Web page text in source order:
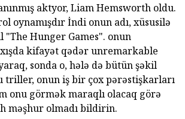
aktyor, Liam Hemsworth oldu.
oynamışdır İndi onun adı, xüsusilə
"The Hunger Games". onun
kifayət qədər unremarkable
sonda o, hələ də bütün şəkil
triller, onun iş bir çox pərəstişkarları
onu görmək maraqlı olacaq görə
məşhur olmadı bildirin.